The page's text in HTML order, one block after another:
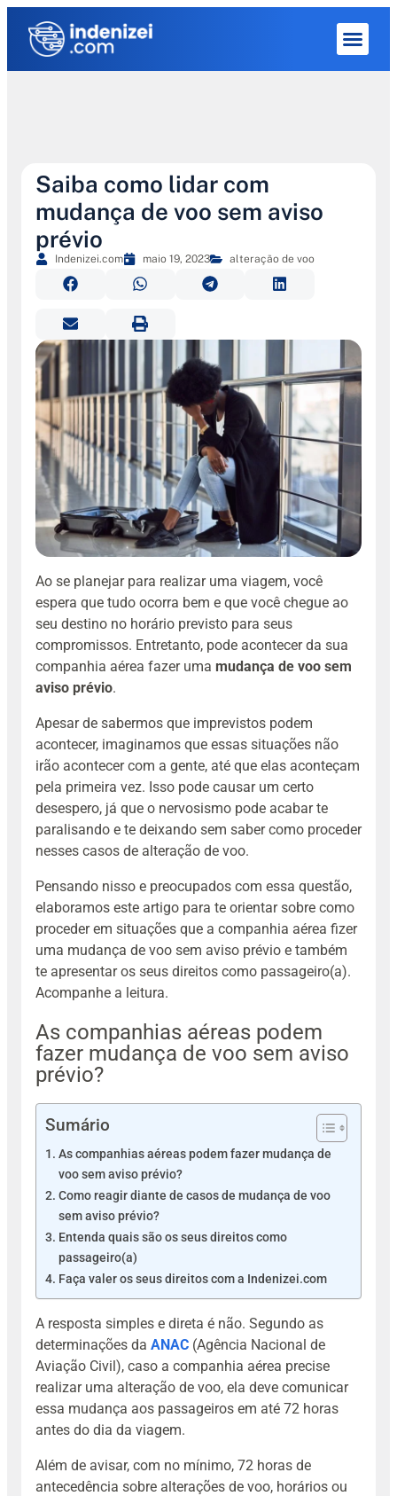
Saiba como lidar com
mudança de voo sem aviso
prévio
Indenizei.com maio 19, 2023 alteração de voo
Ao se planejar para realizar uma viagem, você
espera que tudo ocorra bem e que você chegue ao
seu destino no horário previsto para seus
compromissos. Entretanto, pode acontecer da sua
companhia aérea fazer uma mudança de voo sem
aviso prévio.
Apesar de sabermos que imprevistos podem
acontecer, imaginamos que essas situações não
irão acontecer com a gente, até que elas aconteçam
pela primeira vez. Isso pode causar um certo
desespero, já que o nervosismo pode acabar te
paralisando e te deixando sem saber como proceder
nesses casos de alteração de voo.
Pensando nisso e preocupados com essa questão,
elaboramos este artigo para te orientar sobre como
proceder em situações que a companhia aérea fizer
uma mudança de voo sem aviso prévio e também
te apresentar os seus direitos como passageiro(a).
Acompanhe a leitura.
As companhias aéreas podem
fazer mudança de voo sem aviso
prévio?
Sumário
As companhias aéreas podem fazer mudança de
voo sem aviso prévio?
Como reagir diante de casos de mudança de voo
sem aviso prévio?
Entenda quais são os seus direitos como
passageiro(a)
Faça valer os seus direitos com a Indenizei.com
A resposta simples e direta é não. Segundo as
determinações da ANAC (Agência Nacional de
Aviação Civil), caso a companhia aérea precise
realizar uma alteração de voo, ela deve comunicar
essa mudança aos passageiros em até 72 horas
antes do dia da viagem.
Além de avisar, com no mínimo, 72 horas de
antecedência sobre alterações de voo, horários ou